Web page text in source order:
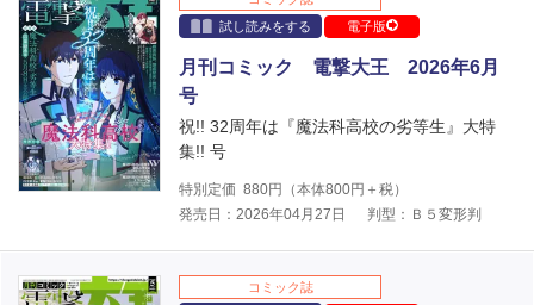
試し読みをする
電子版
月刊コミック 電撃大王 2026年6月
号
祝!! 32周年は『魔法科高校の劣等生』大特
集!! 号
特別定価 880円（本体800円＋税）
発売日：2026年04月27日
判型：Ｂ５変形判
コミック誌